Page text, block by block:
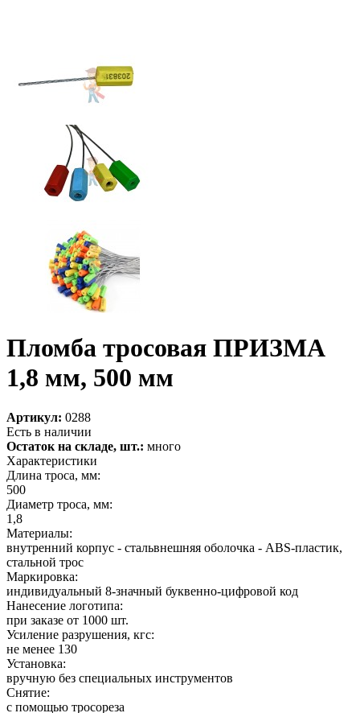
Пломба тросовая ПРИЗМА
1,8 мм, 500 мм
Артикул: 0288
Есть в наличии
Остаток на складе, шт.: много
Характеристики
Длина троса, мм:
500
Диаметр троса, мм:
1,8
Материалы:
внутренний корпус - стальвнешняя оболочка - ABS-пластик,
стальной трос
Маркировка:
индивидуальный 8-значный буквенно-цифровой код
Нанесение логотипа:
при заказе от 1000 шт.
Усиление разрушения, кгс:
не менее 130
Установка:
вручную без специальных инструментов
Снятие:
с помощью тросореза